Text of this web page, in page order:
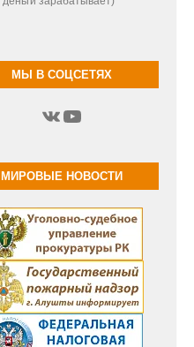
МЫ В СОЦСЕТЯХ
ВКонтакте
YouTube
МИРОВЫЕ НОВОСТИ